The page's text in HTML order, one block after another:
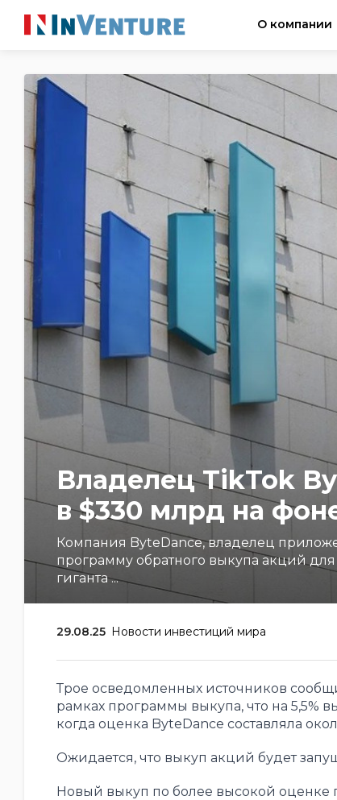
О компании
Владелец TikTok
в $330 млрд на
Компания ByteDance, владелец
программу обратного выкупа акций для
гиганта ...
29.08.25 Новости инвестиций мира
Трое осведомленных источников
рамках программы выкупа, что на 5,5%
когда оценка ByteDance составляла
Ожидается, что выкуп акций будет
Новый выкуп по более высокой оценке